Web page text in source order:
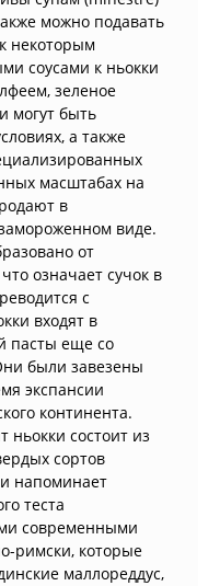
можно подавать
некоторым
соусами к ньокки
зеленое
могут быть
а также
масштабах на
в
виде.
от
означает сучок в
с
входят в
пасты еще со
были завезены
экспансии
континента.
состоит из
сортов
напоминает
теста
современными
римски, которые
маллореддус,